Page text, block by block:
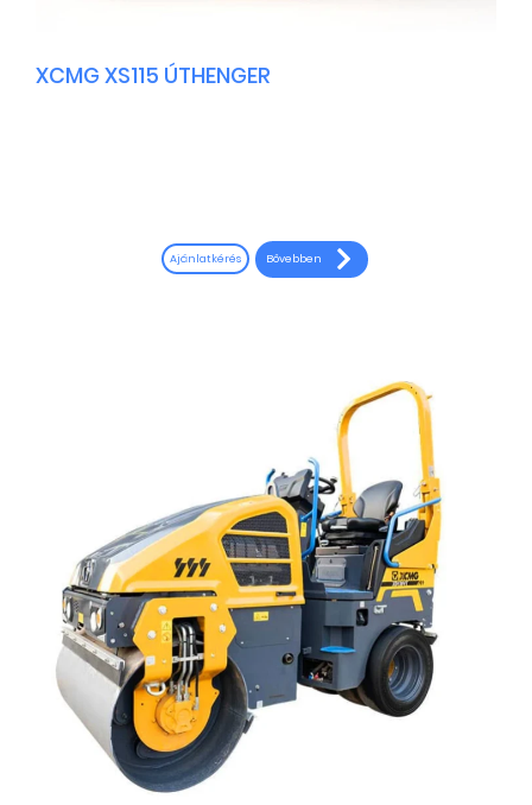
XCMG XS115 ÚTHENGER
Ajánlatkérés Bővebben